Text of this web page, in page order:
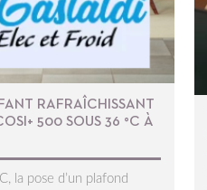
RAFRAÎCHISSANT
500 SOUS 36 °C À
la pose d’un plafond